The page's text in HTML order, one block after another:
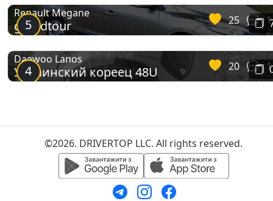
5
Renault Megane
grandtour 25 1
4
Daewoo Lanos
Украинский кореец 48U 20 1
©2026. DRIVERTOP LLC. All rights reserved.